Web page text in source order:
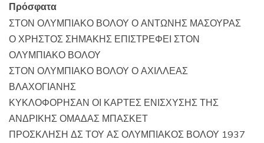
Πρόσφατα
ΣΤΟΝ ΟΛΥΜΠΙΑΚΟ ΒΟΛΟΥ Ο ΑΝΤΩΝΗΣ ΜΑΣΟΥΡΑΣ
Ο ΧΡΗΣΤΟΣ ΣΗΜΑΚΗΣ ΕΠΙΣΤΡΕΦΕΙ ΣΤΟΝ
ΟΛΥΜΠΙΑΚΟ ΒΟΛΟΥ
ΣΤΟΝ ΟΛΥΜΠΙΑΚΟ ΒΟΛΟΥ Ο ΑΧΙΛΛΕΑΣ
ΒΛΑΧΟΓΙΑΝΗΣ
ΚΥΚΛΟΦΟΡΗΣΑΝ ΟΙ ΚΑΡΤΕΣ ΕΝΙΣΧΥΣΗΣ ΤΗΣ
ΑΝΔΡΙΚΗΣ ΟΜΑΔΑΣ ΜΠΑΣΚΕΤ
ΠΡΟΣΚΛΗΣΗ ΔΣ ΤΟΥ ΑΣ ΟΛΥΜΠΙΑΚΟΣ ΒΟΛΟΥ 1937